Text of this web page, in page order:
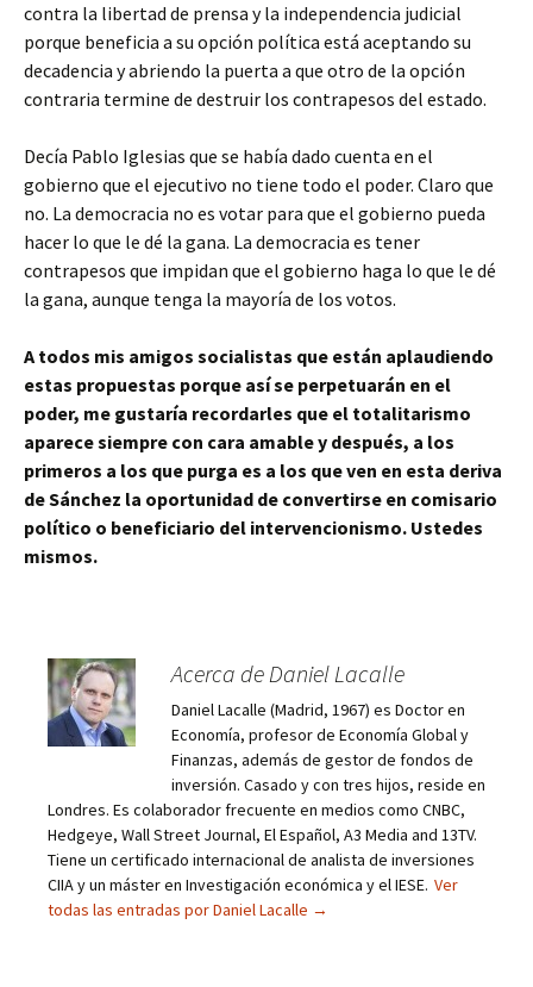
contra la libertad de prensa y la independencia judicial
porque beneficia a su opción política está aceptando su
decadencia y abriendo la puerta a que otro de la opción
contraria termine de destruir los contrapesos del estado.
Decía Pablo Iglesias que se había dado cuenta en el
gobierno que el ejecutivo no tiene todo el poder. Claro que
no. La democracia no es votar para que el gobierno pueda
hacer lo que le dé la gana. La democracia es tener
contrapesos que impidan que el gobierno haga lo que le dé
la gana, aunque tenga la mayoría de los votos.
A todos mis amigos socialistas que están aplaudiendo
estas propuestas porque así se perpetuarán en el
poder, me gustaría recordarles que el totalitarismo
aparece siempre con cara amable y después, a los
primeros a los que purga es a los que ven en esta deriva
de Sánchez la oportunidad de convertirse en comisario
político o beneficiario del intervencionismo. Ustedes
mismos.
Acerca de Daniel Lacalle
Daniel Lacalle (Madrid, 1967) es Doctor en
Economía, profesor de Economía Global y
Finanzas, además de gestor de fondos de
inversión. Casado y con tres hijos, reside en
Londres. Es colaborador frecuente en medios como CNBC,
Hedgeye, Wall Street Journal, El Español, A3 Media and 13TV.
Tiene un certificado internacional de analista de inversiones
CIIA y un máster en Investigación económica y el IESE. Ver
todas las entradas por Daniel Lacalle →